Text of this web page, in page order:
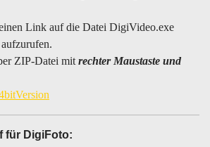
Link auf die Datei DigiVideo.exe
ZIP-Datei mit rechter Maustaste und
für DigiFoto: